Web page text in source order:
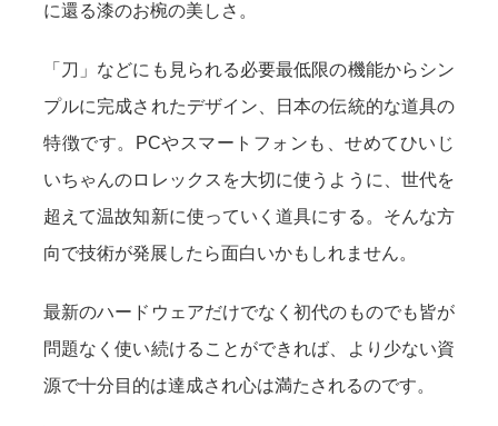
に還る漆のお椀の美しさ。
「刀」などにも見られる必要最低限の機能からシン
プルに完成されたデザイン、日本の伝統的な道具の
特徴です。PCやスマートフォンも、せめてひいじ
いちゃんのロレックスを大切に使うように、世代を
超えて温故知新に使っていく道具にする。そんな方
向で技術が発展したら面白いかもしれません。
最新のハードウェアだけでなく初代のものでも皆が
問題なく使い続けることができれば、より少ない資
源で十分目的は達成され心は満たされるのです。